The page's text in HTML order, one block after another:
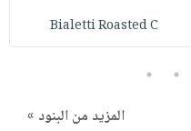
Bialetti Roasted C
4
5
المزيد من البنود »